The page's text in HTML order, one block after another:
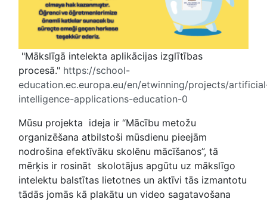
"Mākslīgā intelekta aplikācijas izglītības
procesā." https://school-
education.ec.europa.eu/en/etwinning/projects/
intelligence-applications-education-0
Mūsu projekta ideja ir “Mācību metožu
organizēšana atbilstoši mūsdienu pieejām
nodrošina efektīvāku skolēnu mācīšanos”, tā
mērķis ir rosināt skolotājus apgūtu uz mākslīgo
intelektu balstītas lietotnes un aktīvi tās izmantotu
tādās jomās kā plakātu un video sagatavošana